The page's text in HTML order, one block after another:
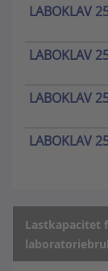
LABOKLAV
LABOKLAV
LABOKLAV
LABOKLAV
Lastkapacitet